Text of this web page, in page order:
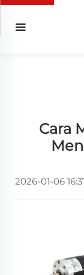
Cara
2026-01-06